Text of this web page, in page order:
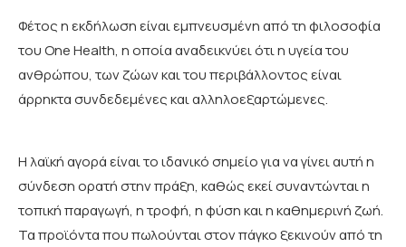
Φέτος η εκδήλωση είναι εμπνευσμένη από τη φιλοσοφία
του One Health, η οποία αναδεικνύει ότι η υγεία του
ανθρώπου, των ζώων και του περιβάλλοντος είναι
άρρηκτα συνδεδεμένες και αλληλοεξαρτώμενες.
Η λαϊκή αγορά είναι το ιδανικό σημείο για να γίνει αυτή η
σύνδεση ορατή στην πράξη, καθώς εκεί συναντώνται η
τοπική παραγωγή, η τροφή, η φύση και η καθημερινή ζωή.
Τα προϊόντα που πωλούνται στον πάγκο ξεκινούν από τη